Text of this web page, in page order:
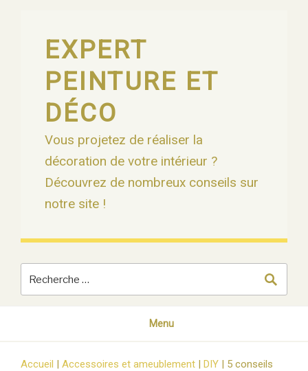
EXPERT
PEINTURE ET
DÉCO
Vous projetez de réaliser la
décoration de votre intérieur ?
Découvrez de nombreux conseils sur
notre site !
Menu
Accueil | Accessoires et ameublement | DIY | 5 conseils